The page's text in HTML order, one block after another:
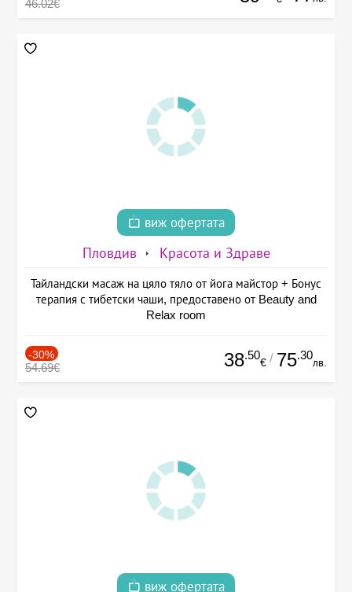
46.02€
виж офертата
Пловдив Красота и Здраве
Тайландски масаж на цяло тяло от йога майстор + Бонус
терапия с тибетски чаши, предоставено от Beauty and
Relax room
-30%
54.69€ 38.50
€ / 75.30
лв.
виж офертата